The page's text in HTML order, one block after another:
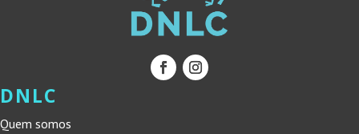
DNLC
Quem somos